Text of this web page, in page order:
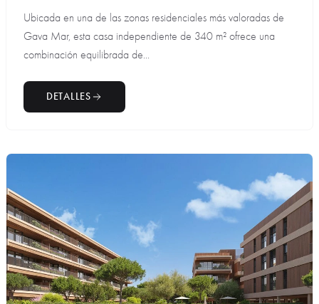
Ubicada en una de las zonas residenciales más valoradas de
Gava Mar, esta casa independiente de 340 m² ofrece una
combinación equilibrada de...
DETALLES